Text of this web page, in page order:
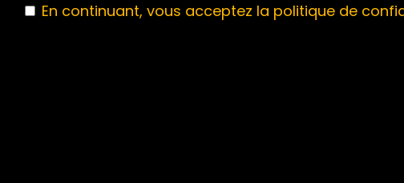
En continuant, vous acceptez la politique de